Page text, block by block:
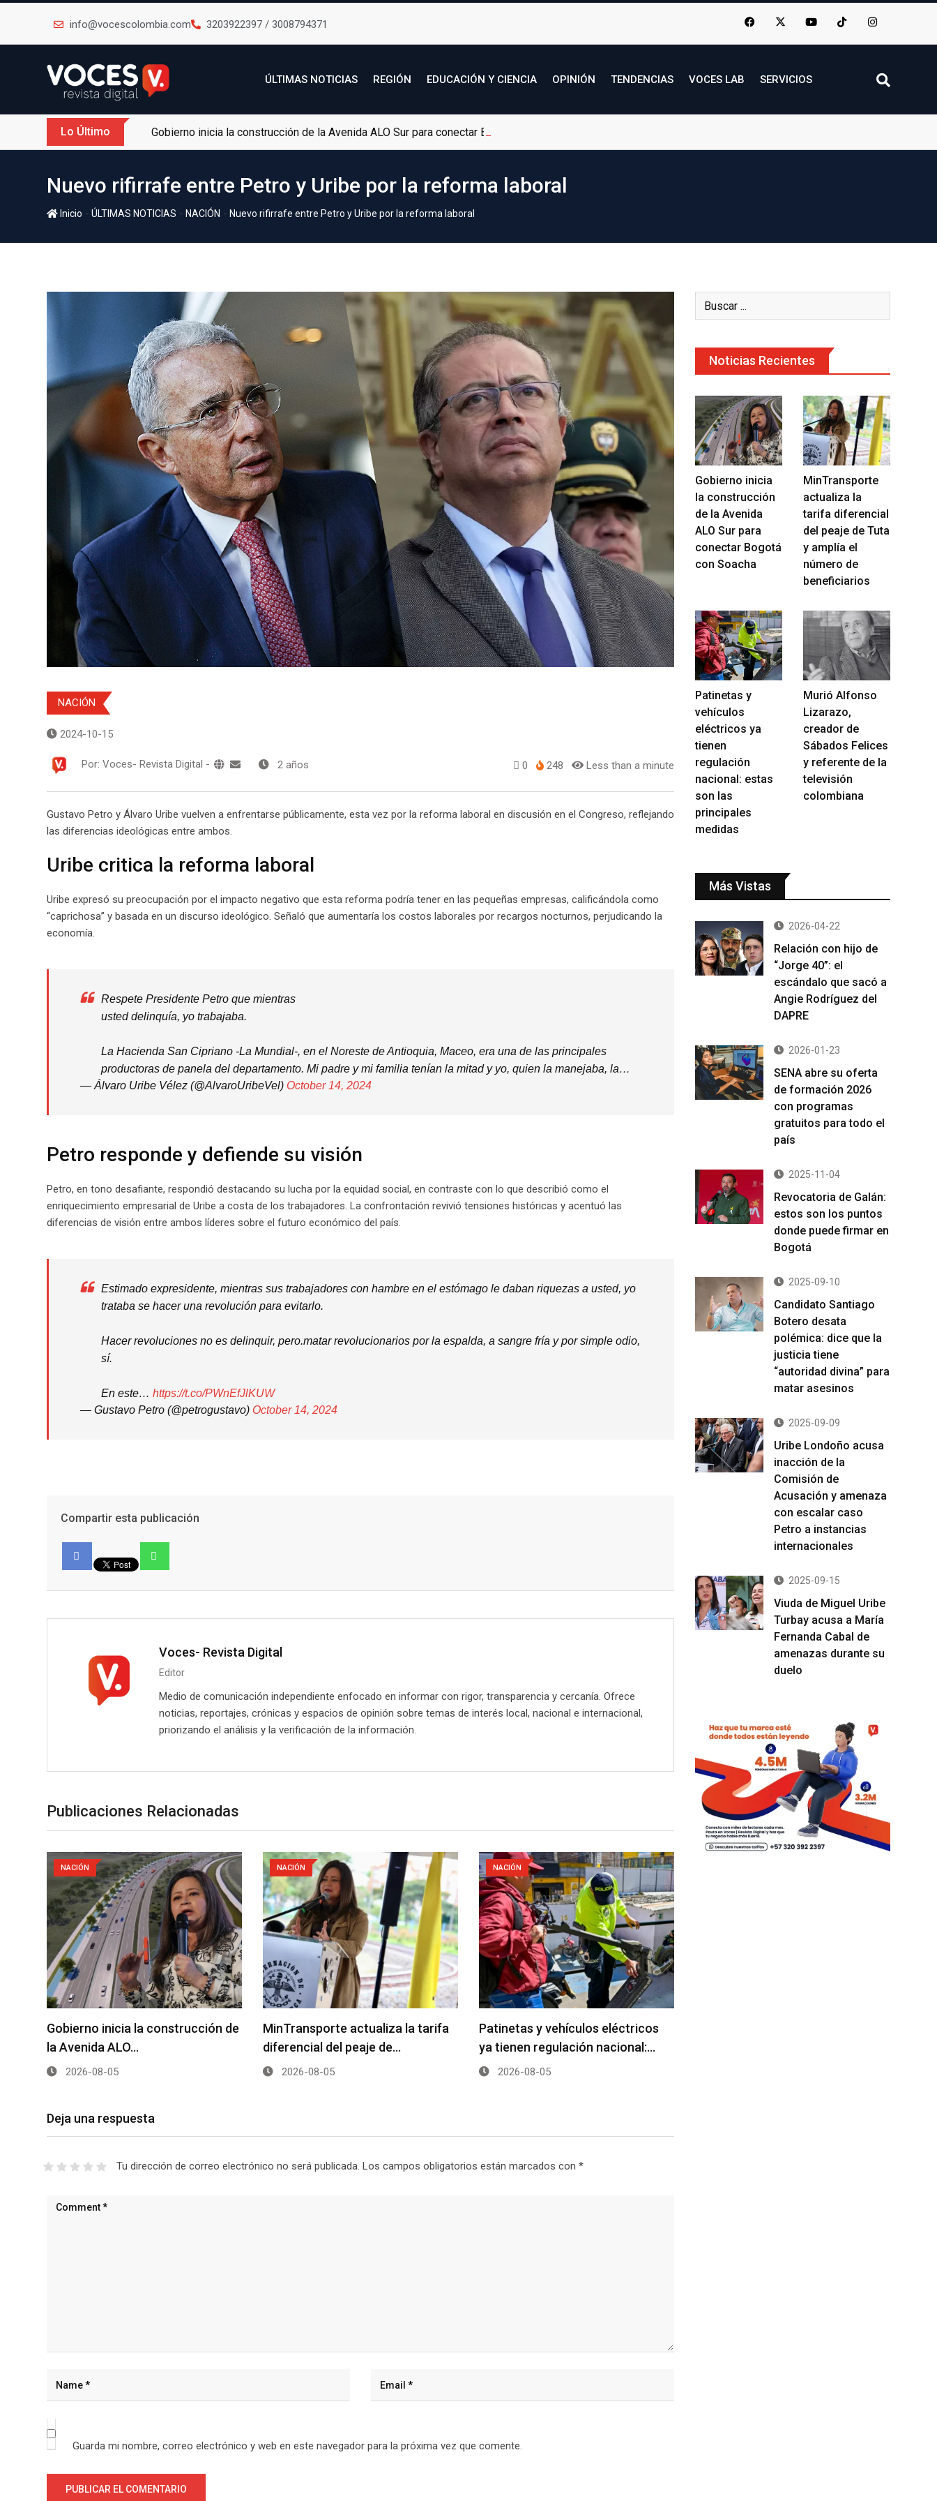
info@vocescolombia.com 3203922397 / 3008794371
ÚLTIMAS NOTICIAS REGIÓN EDUCACIÓN Y CIENCIA OPINIÓN TENDENCIAS VOCES LAB SERVICIOS
Lo Último Gobierno inicia la construcción de la Avenida ALO Sur para conectar Bogotá con Soacha
Nuevo rifirrafe entre Petro y Uribe por la reforma laboral
Inicio - ÚLTIMAS NOTICIAS - NACIÓN - Nuevo rifirrafe entre Petro y Uribe por la reforma laboral
NACIÓN
2024-10-15
Por: Voces- Revista Digital - 2 años 0 248 Less than a minute
Gustavo Petro y Álvaro Uribe vuelven a enfrentarse públicamente, esta vez por la reforma laboral en discusión en el Congreso, reflejando
las diferencias ideológicas entre ambos.
Uribe critica la reforma laboral
Uribe expresó su preocupación por el impacto negativo que esta reforma podría tener en las pequeñas empresas, calificándola como
“caprichosa” y basada en un discurso ideológico. Señaló que aumentaría los costos laborales por recargos nocturnos, perjudicando la
economía.
Respete Presidente Petro que mientras
usted delinquía, yo trabajaba.
La Hacienda San Cipriano -La Mundial-, en el Noreste de Antioquia, Maceo, era una de las principales
productoras de panela del departamento. Mi padre y mi familia tenían la mitad y yo, quien la manejaba, la…
— Álvaro Uribe Vélez (@AlvaroUribeVel) October 14, 2024
Petro responde y defiende su visión
Petro, en tono desafiante, respondió destacando su lucha por la equidad social, en contraste con lo que describió como el
enriquecimiento empresarial de Uribe a costa de los trabajadores. La confrontación revivió tensiones históricas y acentuó las
diferencias de visión entre ambos líderes sobre el futuro económico del país.
Estimado expresidente, mientras sus trabajadores con hambre en el estómago le daban riquezas a usted, yo
trataba se hacer una revolución para evitarlo.
Hacer revoluciones no es delinquir, pero.matar revolucionarios por la espalda, a sangre fría y por simple odio,
sí.
En este… https://t.co/PWnEfJlKUW
— Gustavo Petro (@petrogustavo) October 14, 2024
Compartir esta publicación
Voces- Revista Digital
Editor
Medio de comunicación independiente enfocado en informar con rigor, transparencia y cercanía. Ofrece
noticias, reportajes, crónicas y espacios de opinión sobre temas de interés local, nacional e internacional,
priorizando el análisis y la verificación de la información.
Publicaciones Relacionadas
NACIÓN
Gobierno inicia la construcción de
la Avenida ALO…
2026-08-05
NACIÓN
MinTransporte actualiza la tarifa
diferencial del peaje de…
2026-08-05
NACIÓN
Patinetas y vehículos eléctricos
ya tienen regulación nacional:…
2026-08-05
Deja una respuesta
Tu dirección de correo electrónico no será publicada. Los campos obligatorios están marcados con *
Guarda mi nombre, correo electrónico y web en este navegador para la próxima vez que comente.
Noticias Recientes
Gobierno inicia
la construcción
de la Avenida
ALO Sur para
conectar Bogotá
con Soacha
MinTransporte
actualiza la
tarifa diferencial
del peaje de Tuta
y amplía el
número de
beneficiarios
Patinetas y
vehículos
eléctricos ya
tienen
regulación
nacional: estas
son las
principales
medidas
Murió Alfonso
Lizarazo,
creador de
Sábados Felices
y referente de la
televisión
colombiana
Más Vistas
2026-04-22
Relación con hijo de
“Jorge 40”: el
escándalo que sacó a
Angie Rodríguez del
DAPRE
2026-01-23
SENA abre su oferta
de formación 2026
con programas
gratuitos para todo el
país
2025-11-04
Revocatoria de Galán:
estos son los puntos
donde puede firmar en
Bogotá
2025-09-10
Candidato Santiago
Botero desata
polémica: dice que la
justicia tiene
“autoridad divina” para
matar asesinos
2025-09-09
Uribe Londoño acusa
inacción de la
Comisión de
Acusación y amenaza
con escalar caso
Petro a instancias
internacionales
2025-09-15
Viuda de Miguel Uribe
Turbay acusa a María
Fernanda Cabal de
amenazas durante su
duelo